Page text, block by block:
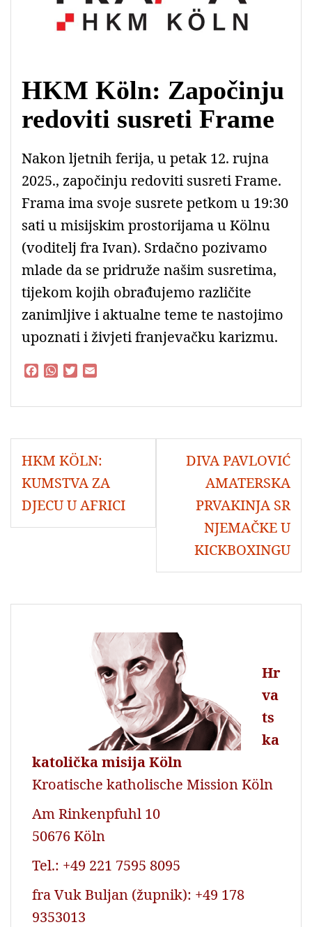
HKM Köln: Započinju
redoviti susreti Frame
Nakon ljetnih ferija, u petak 12. rujna
2025., započinju redoviti susreti Frame.
Frama ima svoje susrete petkom u 19:30
sati u misijskim prostorijama u Kölnu
(voditelj fra Ivan). Srdačno pozivamo
mlade da se pridruže našim susretima,
tijekom kojih obrađujemo različite
zanimljive i aktualne teme te nastojimo
upoznati i živjeti franjevačku karizmu.
F
e
o
o
k
W
t
A
p
p
T
t
e
r
i
objava
HKM KÖLN:
KUMSTVA ZA
DJECU U AFRICI
DIVA PAVLOVIĆ
AMATERSKA
PRVAKINJA SR
NJEMAČKE U
KICKBOXINGU
Hr
va
ts
ka
katolička misija Köln
Kroatische katholische Mission Köln
Am Rinkenpfuhl 10
50676 Köln
Tel.: +49 221 7595 8095
fra Vuk Buljan (župnik): +49 178
9353013